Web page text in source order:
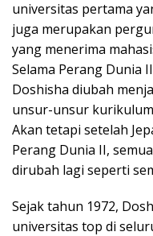
universitas pertama
juga merupakan
yang menerima
Selama Perang Dunia
Doshisha diubah
unsur-unsur
Akan tetapi setelah
Perang Dunia II,
dirubah lagi seperti
Sejak tahun 1972,
universitas top di